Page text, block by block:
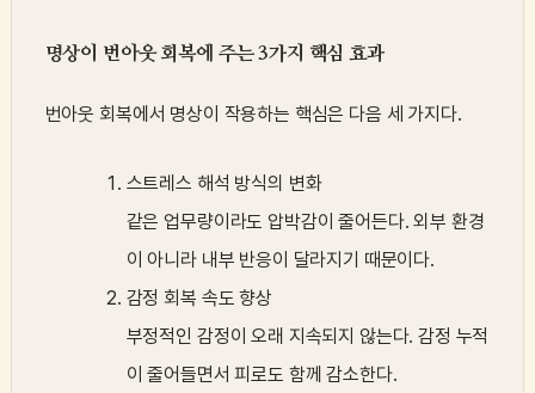
명상이 번아웃 회복에 주는 3가지 핵심 효과
번아웃 회복에서 명상이 작용하는 핵심은 다음 세 가지다.
스트레스 해석 방식의 변화
같은 업무량이라도 압박감이 줄어든다. 외부 환경
이 아니라 내부 반응이 달라지기 때문이다.
감정 회복 속도 향상
부정적인 감정이 오래 지속되지 않는다. 감정 누적
이 줄어들면서 피로도 함께 감소한다.